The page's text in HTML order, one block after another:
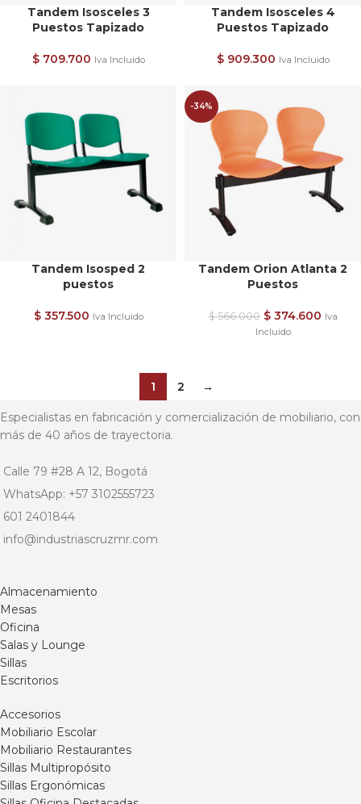
Tandem Isosceles 3
Puestos Tapizado
$709.700 Iva Incluido
Tandem Isosceles 4
Puestos Tapizado
$909.300 Iva Incluido
Tandem Isosped 2
puestos
$357.500 Iva Incluido
-34%
Tandem Orion Atlanta 2
Puestos
$566.000 $374.600 Iva
Incluido
1 2 →
Especialistas en fabricación y comercialización de mobiliario, con
más de 40 años de trayectoria.
Calle 79 #28 A 12, Bogotá
WhatsApp: +57 3102555723
601 2401844
info@industriascruzmr.com
Almacenamiento
Mesas
Oficina
Salas y Lounge
Sillas
Escritorios
Accesorios
Mobiliario Escolar
Mobiliario Restaurantes
Sillas Multipropósito
Sillas Ergonómicas